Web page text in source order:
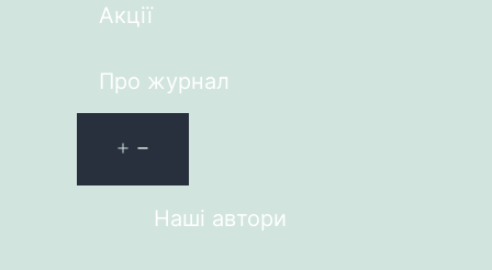
Акції
Про журнал
Наші автори